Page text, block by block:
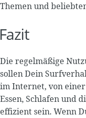
Themen und
Die regelmäßige
sollen Dein
im Internet, von
Essen, Schlafen und
effizient sein. Wenn